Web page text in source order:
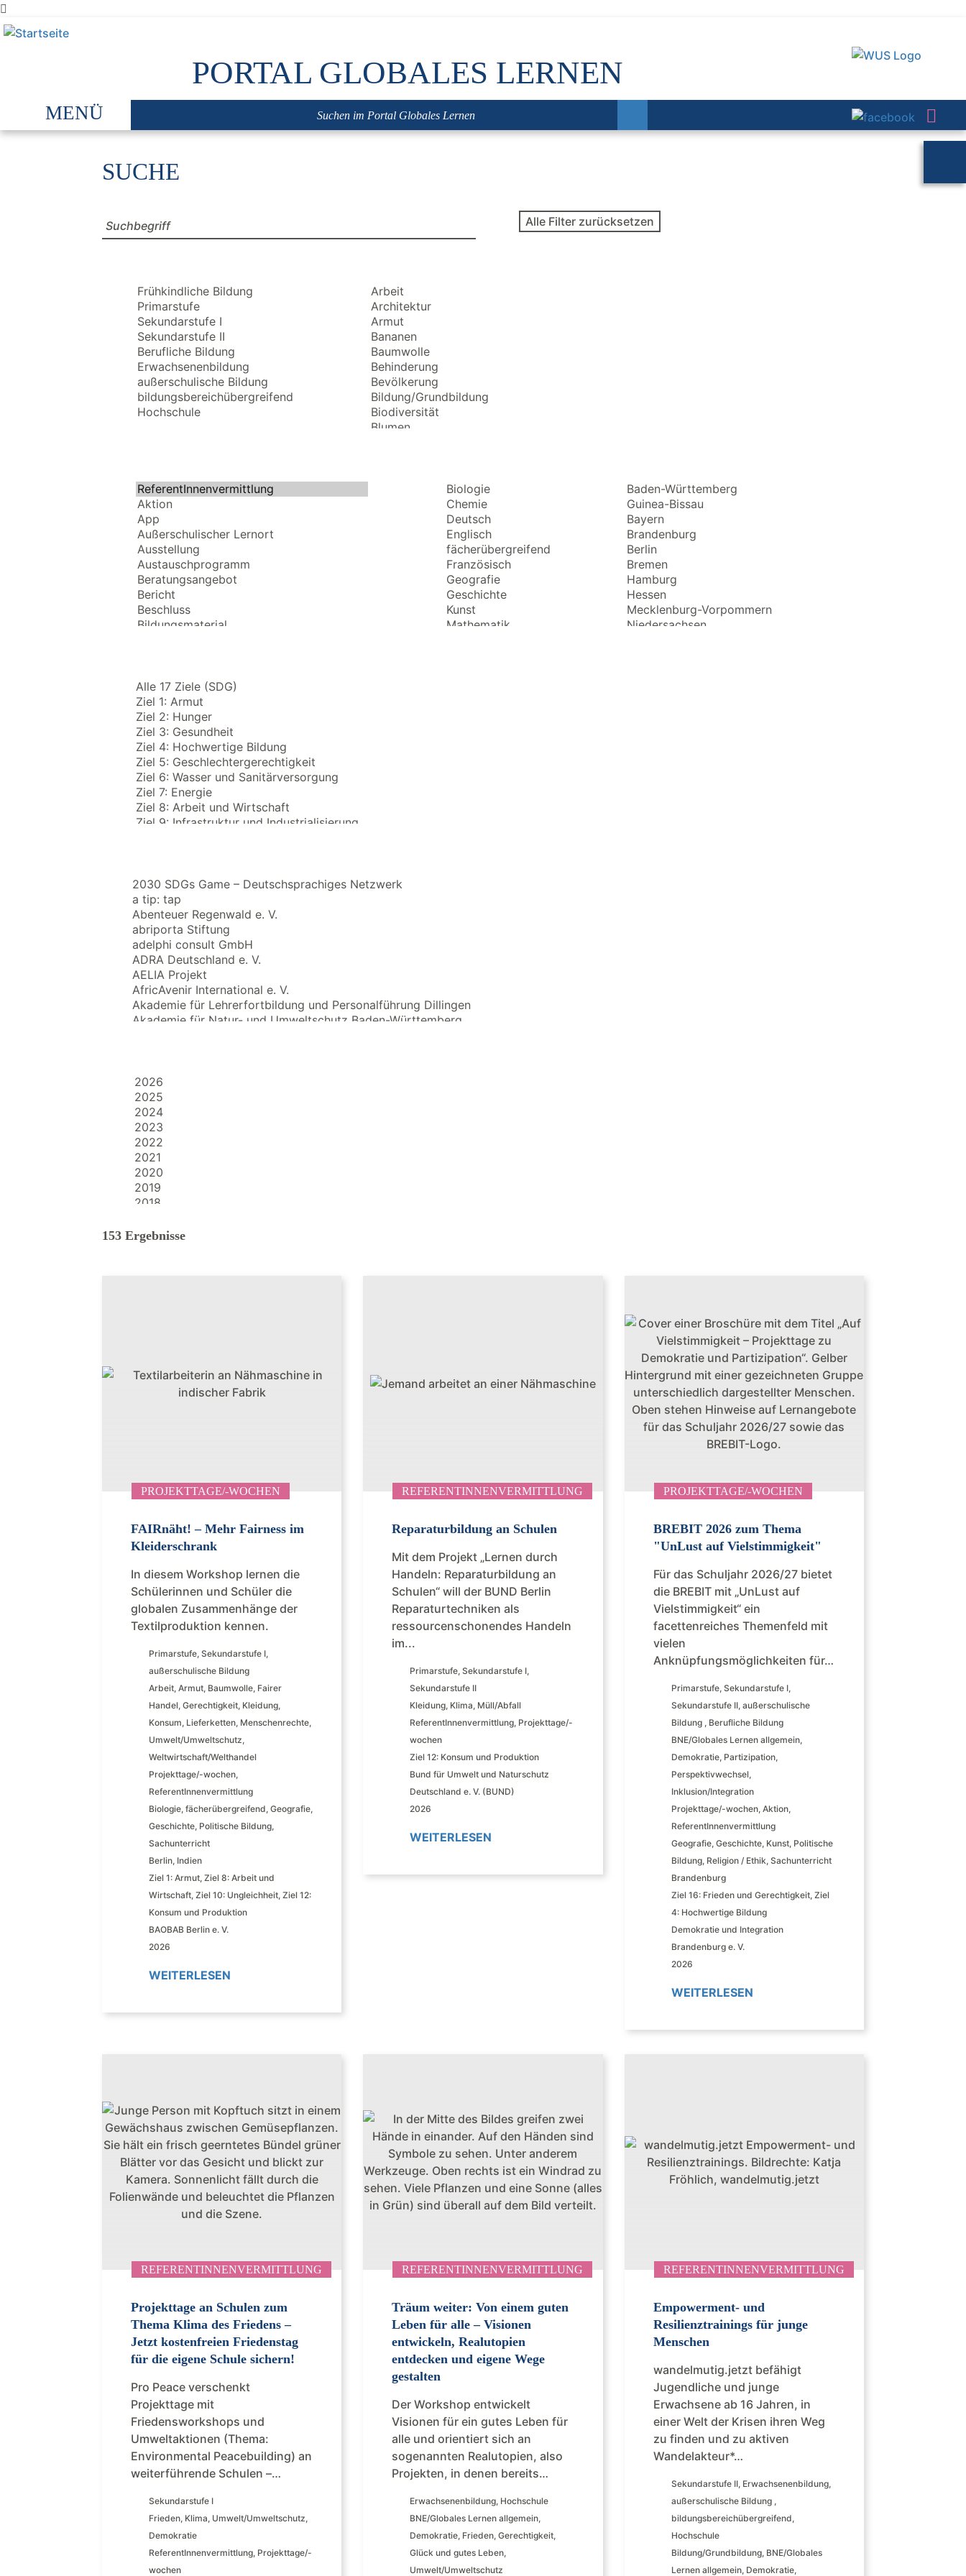
Direkt
zum
PORTAL GLOBALES LERNEN
SUCHE
153 Ergebnisse
PROJEKTTAGE/-WOCHEN
FAIRnäht! – Mehr Fairness im
Kleiderschrank
In diesem Workshop lernen die
Schülerinnen und Schüler die
globalen Zusammenhänge der
Textilproduktion kennen.
Primarstufe, Sekundarstufe I,
außerschulische Bildung
Arbeit, Armut, Baumwolle, Fairer
Handel, Gerechtigkeit, Kleidung,
Konsum, Lieferketten, Menschenrechte,
Umwelt/Umweltschutz,
Weltwirtschaft/Welthandel
Projekttage/-wochen,
ReferentInnenvermittlung
Biologie, fächerübergreifend, Geografie,
Geschichte, Politische Bildung,
Sachunterricht
Berlin, Indien
Ziel 1: Armut, Ziel 8: Arbeit und
Wirtschaft, Ziel 10: Ungleichheit, Ziel 12:
Konsum und Produktion
BAOBAB Berlin e. V.
2026
WEITERLESEN
REFERENTINNENVERMITTLUNG
Reparaturbildung an Schulen
Mit dem Projekt „Lernen durch
Handeln: Reparaturbildung an
Schulen“ will der BUND Berlin
Reparaturtechniken als
ressourcenschonendes Handeln
im...
Primarstufe,Sekundarstufe I,
Sekundarstufe II
Kleidung, Klima, Müll/Abfall
ReferentInnenvermittlung, Projekttage/-
wochen
Ziel 12: Konsum und Produktion
Bund für Umwelt und Naturschutz
Deutschland e. V. (BUND)
2026
WEITERLESEN
PROJEKTTAGE/-WOCHEN
BREBIT 2026 zum Thema
"UnLust auf Vielstimmigkeit"
Für das Schuljahr 2026/27 bietet
die BREBIT mit „UnLust auf
Vielstimmigkeit“ ein
facettenreiches Themenfeld mit
vielen
Anknüpfungsmöglichkeiten für…
Primarstufe, Sekundarstufe I,
Sekundarstufe II, außerschulische
Bildung , Berufliche Bildung
BNE/Globales Lernen allgemein,
Demokratie, Partizipation,
Perspektivwechsel,
Inklusion/Integration
Projekttage/-wochen, Aktion,
ReferentInnenvermittlung
Geografie, Geschichte, Kunst, Politische
Bildung, Religion / Ethik, Sachunterricht
Brandenburg
Ziel 16: Frieden und Gerechtigkeit, Ziel
4: Hochwertige Bildung
Demokratie und Integration
Brandenburg e. V.
2026
WEITERLESEN
REFERENTINNENVERMITTLUNG
Projekttage an Schulen zum
Thema Klima des Friedens –
Jetzt kostenfreien Friedenstag
für die eigene Schule sichern!
Pro Peace verschenkt
Projekttage mit
Friedensworkshops und
Umweltaktionen (Thema:
Environmental Peacebuilding) an
weiterführende Schulen –…
Sekundarstufe I
Frieden, Klima, Umwelt/Umweltschutz,
Demokratie
ReferentInnenvermittlung, Projekttage/-
wochen
REFERENTINNENVERMITTLUNG
Träum weiter: Von einem guten
Leben für alle – Visionen
entwickeln, Realutopien
entdecken und eigene Wege
gestalten
Der Workshop entwickelt
Visionen für ein gutes Leben für
alle und orientiert sich an
sogenannten Realutopien, also
Projekten, in denen bereits…
Erwachsenenbildung, Hochschule
BNE/Globales Lernen allgemein,
Demokratie, Frieden,Gerechtigkeit,
Glück und gutes Leben,
Umwelt/Umweltschutz
REFERENTINNENVERMITTLUNG
Empowerment- und
Resilienztrainings für junge
Menschen
wandelmutig.jetzt befähigt
Jugendliche und junge
Erwachsene ab 16 Jahren, in
einer Welt der Krisen ihren Weg
zu finden und zu aktiven
Wandelakteur*…
Sekundarstufe II, Erwachsenenbildung,
außerschulische Bildung ,
bildungsbereichübergreifend,
Hochschule
Bildung/Grundbildung, BNE/Globales
Lernen allgemein, Demokratie,